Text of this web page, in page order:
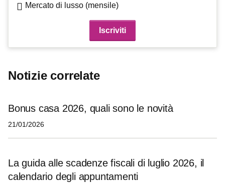
Mercato di lusso (mensile)
Notizie correlate
Bonus casa 2026, quali sono le novità
21/01/2026
La guida alle scadenze fiscali di luglio 2026, il
calendario degli appuntamenti